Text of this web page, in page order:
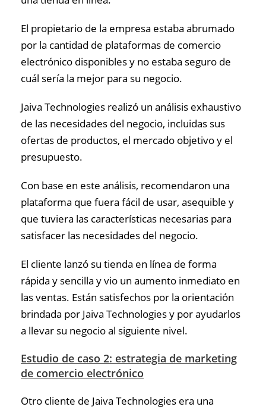
El propietario de la empresa estaba abrumado
por la cantidad de plataformas de comercio
electrónico disponibles y no estaba seguro de
cuál sería la mejor para su negocio.
Jaiva Technologies realizó un análisis exhaustivo
de las necesidades del negocio, incluidas sus
ofertas de productos, el mercado objetivo y el
presupuesto.
Con base en este análisis, recomendaron una
plataforma que fuera fácil de usar, asequible y
que tuviera las características necesarias para
satisfacer las necesidades del negocio.
El cliente lanzó su tienda en línea de forma
rápida y sencilla y vio un aumento inmediato en
las ventas. Están satisfechos por la orientación
brindada por Jaiva Technologies y por ayudarlos
a llevar su negocio al siguiente nivel.
Estudio de caso 2: estrategia de marketing
de comercio electrónico
Otro cliente de Jaiva Technologies era una